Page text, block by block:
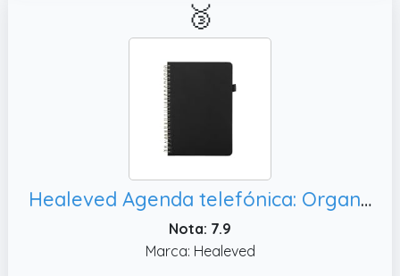
🥉
Healeved Agenda telefónica: Organizador de direcciones B6 para nombres, libreta de direcciones resistente a desgarros con pestañas
Nota: 7.9
Marca: Healeved